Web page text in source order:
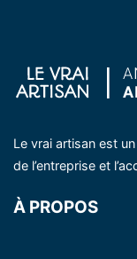
Le vrai artisan est
de l’entreprise et
À PROPOS